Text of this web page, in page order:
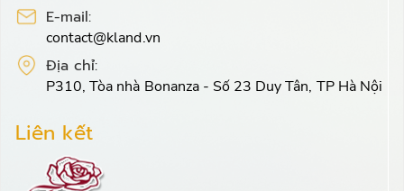
E-mail:
contact@kland.vn
Địa chỉ:
P310, Tòa nhà Bonanza - Số 23 Duy Tân, TP Hà Nội
Liên kết